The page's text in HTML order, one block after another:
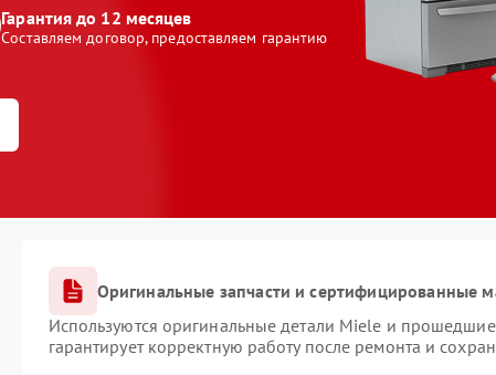
Гарантия до 12 месяцев
Составляем договор, предоставляем гарантию
Оригинальные запчасти и сертифицированные
Используются оригинальные детали Miele и
гарантирует корректную работу после ремонта и